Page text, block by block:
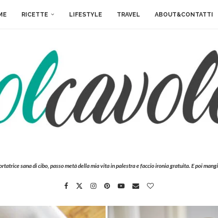
RICETTE LIFESTYLE TRAVEL ABOUT&CONTATTI
sana di cibo, passo metà della mia vita in palestra e faccio ironia gratuita. E poi